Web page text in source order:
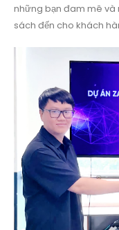
những bạn đam mê và
sách đến cho khách